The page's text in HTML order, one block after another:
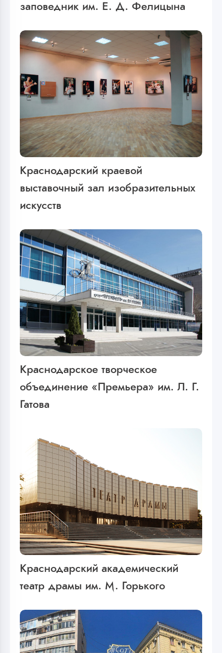
заповедник им. Е. Д. Фелицына
Краснодарский краевой
выставочный зал изобразительных
искусств
Краснодарское творческое
объединение «Премьера» им. Л. Г.
Гатова
Краснодарский академический
театр драмы им. М. Горького